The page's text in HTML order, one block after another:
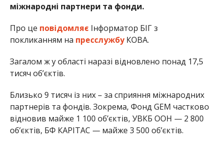
міжнародні партнери та фонди.
Про це повідомляє Інформатор БІГ з
покликанням на пресслужбуКОВА.
Загалом ж у області наразі відновлено понад 17,5
тисяч об’єктів.
Близько 9 тисяч із них – за сприяння міжнародних
партнерів та фондів. Зокрема, Фонд GEM частково
відновив майже 1 100 об’єктів, УВКБ ООН — 2 800
об’єктів, БФ КАРІТАС — майже 3 500 об’єктів.